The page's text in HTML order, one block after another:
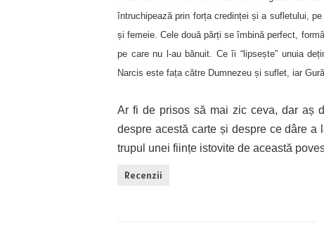
întruchipează prin forța credinței și a sufletului,
și femeie. Cele două părți se îmbină perfect,
pe care nu l-au bănuit. Ce îi “lipsește” unuia
Narcis este fața către Dumnezeu și suflet, iar
Ar fi de prisos să mai zic ceva, dar aș
despre acestă carte și despre ce dâre
trupul unei ființe istovite de această
Recenzii